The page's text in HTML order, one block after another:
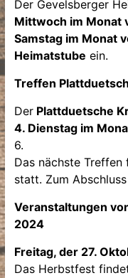
Der Gevelsberger
Mittwoch im Monat
Samstag im Monat
Heimatstube ein.
Treffen
DerPlattduetsche
4. Dienstag im
6.
Das nächste Treffen
statt. Zum
Veranstaltungen
2024
Freitag, der 27.
Das Herbstfest